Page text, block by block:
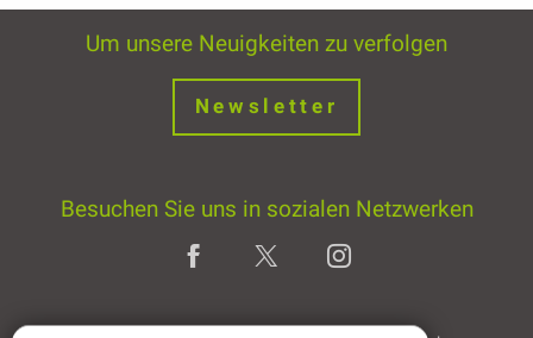
Um unsere Neuigkeiten zu verfolgen
Newsletter
Besuchen Sie uns in sozialen Netzwerken